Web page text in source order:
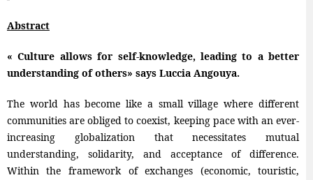
Abstract
« Culture allows for self-knowledge, leading to a better
understanding of others» says Luccia Angouya.
The world has become like a small village where different
communities are obliged to coexist, keeping pace with an ever-
increasing globalization that necessitates mutual
understanding, solidarity, and acceptance of difference.
Within the framework of exchanges (economic, touristic,